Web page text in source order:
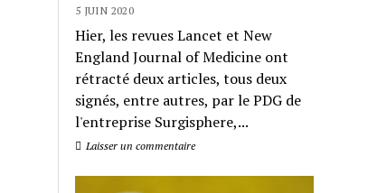
5 JUIN 2020
Hier, les revues Lancet et New
England Journal of Medicine ont
rétracté deux articles, tous deux
signés, entre autres, par le PDG de
l'entreprise Surgisphere,...
Laisser un commentaire